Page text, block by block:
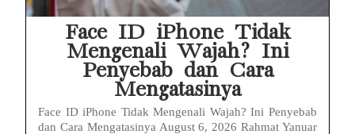
Face ID iPhone Tidak
Mengenali Wajah? Ini
Penyebab dan Cara
Mengatasinya
Face ID iPhone Tidak Mengenali Wajah? Ini Penyebab
dan Cara Mengatasinya August 6, 2026 Rahmat Yanuar